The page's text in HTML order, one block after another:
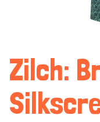
Zilch: